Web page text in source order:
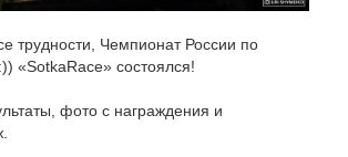
трудности, Чемпионат России по
«SotkaRace» состоялся!
фото с награждения и